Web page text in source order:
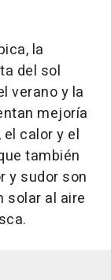
la
del sol
verano y la
mejoría
calor y el
también
y sudor son
solar al aire